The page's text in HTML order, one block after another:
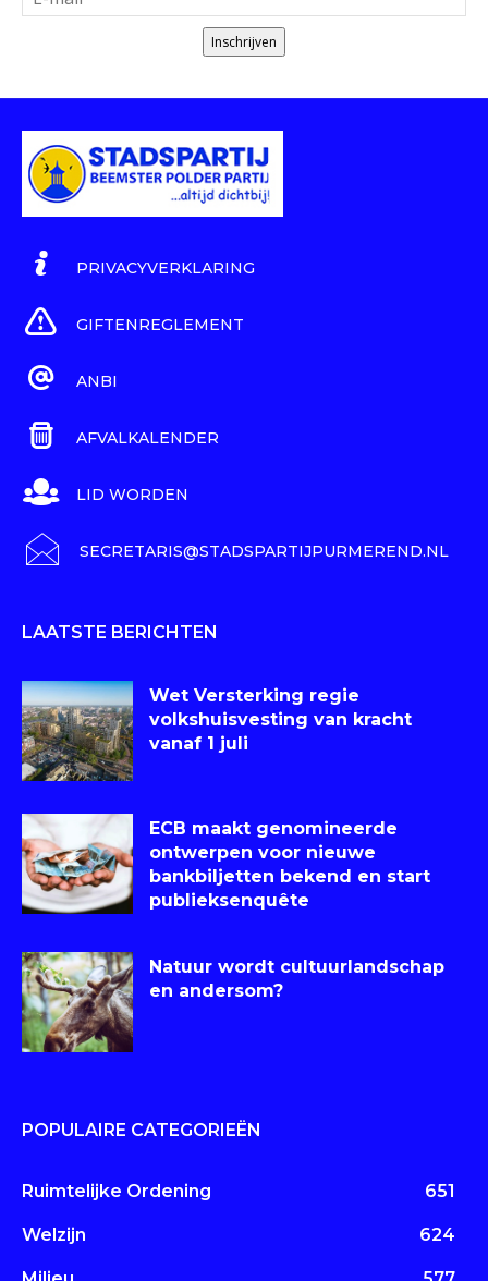
Inschrijven
PRIVACYVERKLARING
GIFTENREGLEMENT
ANBI
AFVALKALENDER
LID WORDEN
SECRETARIS@STADSPARTIJPURMEREND.NL
LAATSTE BERICHTEN
Wet Versterking regie
volkshuisvesting van kracht
vanaf 1 juli
ECB maakt genomineerde
ontwerpen voor nieuwe
bankbiljetten bekend en start
publieksenquête
Natuur wordt cultuurlandschap
en andersom?
POPULAIRE CATEGORIEËN
Ruimtelijke Ordening 651
Welzijn 624